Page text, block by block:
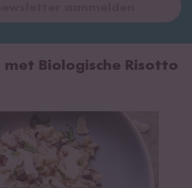
Biologische Risotto